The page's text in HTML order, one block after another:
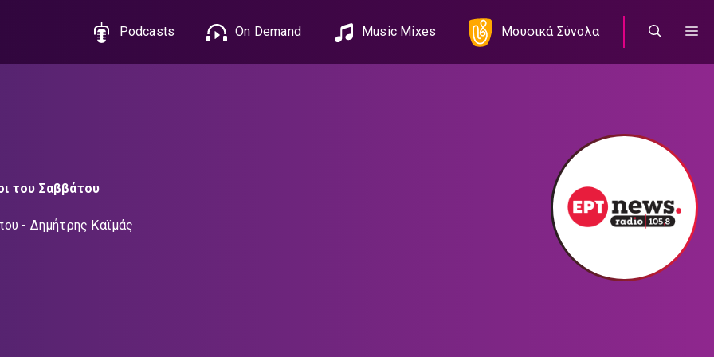
Podcasts On Demand Music Mixes Μουσικά Σύνολα
του Σαββάτου
Δημήτρης Καϊμάς